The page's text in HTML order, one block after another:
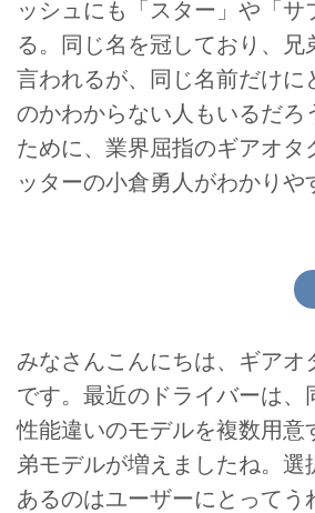
ッシュにも「スター」や「サ
る。同じ名を冠しており、兄
言われるが、同じ名前だけに
のかわからない人もいるだろ
ために、業界屈指のギアオタ
ッターの小倉勇人がわかりや
みなさんこんにちは、ギアオ
です。最近のドライバーは、
性能違いのモデルを複数用意
弟モデルが増えましたね。選
あるのはユーザーにとってう